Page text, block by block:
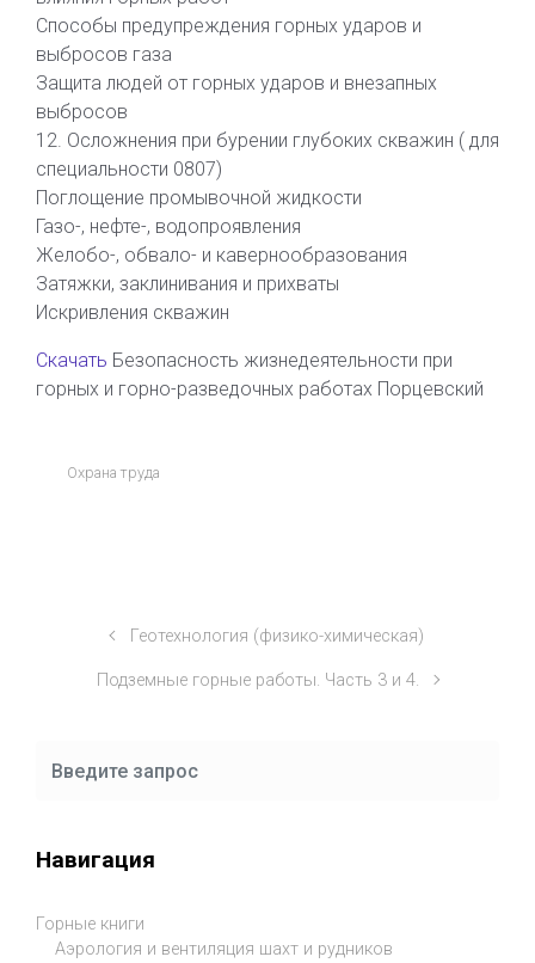
Способы предупреждения горных ударов и
выбросов газа
Защита людей от горных ударов и внезапных
выбросов
12. Осложнения при бурении глубоких скважин ( для
специальности 0807)
Поглощение промывочной жидкости
Газо-, нефте-, водопроявления
Желобо-, обвало- и кавернообразования
Затяжки, заклинивания и прихваты
Искривления скважин
Скачать Безопасность жизнедеятельности при
горных и горно-разведочных работах Порцевский
Охрана труда
Геотехнология (физико-химическая)
Подземные горные работы. Часть 3 и 4.
Навигация
Горные книги
Аэрология и вентиляция шахт и рудников